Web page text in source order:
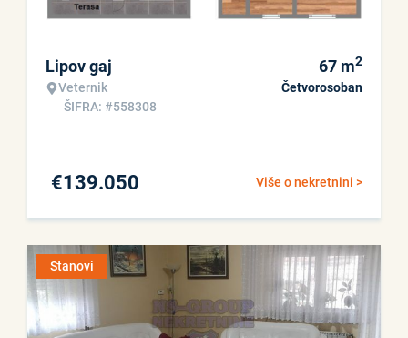
Lipov gaj
Veternik
ŠIFRA: #558308
67 m2
Četvorosoban
Više o nekretnini >
€139.050
Stanovi